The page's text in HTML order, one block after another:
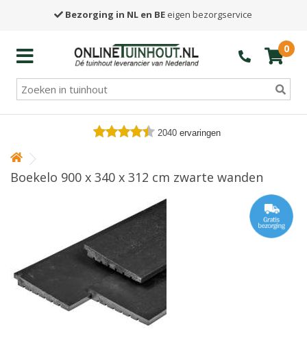
Bezorging in NL en BE eigen bezorgservice
0
2040 ervaringen
Boekelo 900 x 340 x 312 cm zwarte wanden